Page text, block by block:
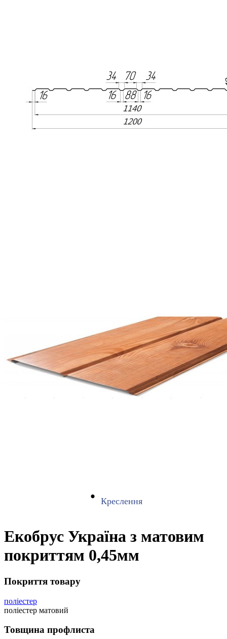
Креслення
Екобрус Україна з матовим
покриттям 0,45мм
Покриття товару
поліестер
поліестер матовий
Товщина профлиста